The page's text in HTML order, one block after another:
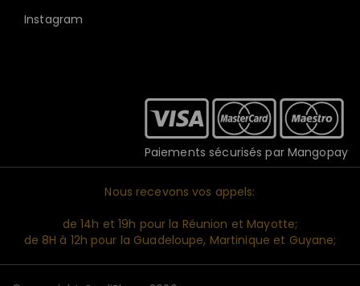
Instagram
Paiements sécurisés par Mangopay
Nous recevons vos appels:
de 14h et 19h pour la Réunion et Mayotte;
de 8H à 12h pour la Guadeloupe, Martinique et Guyane;